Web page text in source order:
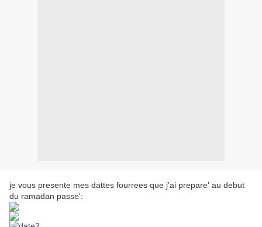
je vous presente mes dattes fourrees que j'ai prepare' au debut
du ramadan passe':